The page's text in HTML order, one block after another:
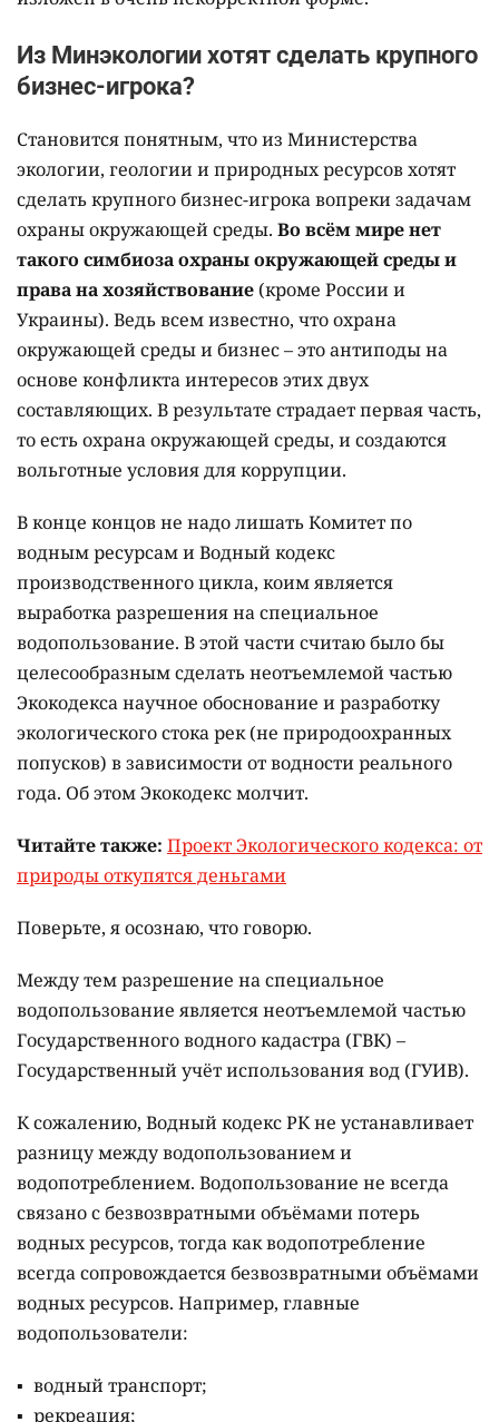
Из Минэкологии хотят сделать крупного
бизнес-игрока?
Становится понятным, что из Министерства
экологии, геологии и природных ресурсов хотят
сделать крупного бизнес-игрока вопреки задачам
охраны окружающей среды. Во всём мире нет
такого симбиоза охраны окружающей среды и
права на хозяйствование (кроме России и
Украины). Ведь всем известно, что охрана
окружающей среды и бизнес – это антиподы на
основе конфликта интересов этих двух
составляющих. В результате страдает первая часть,
то есть охрана окружающей среды, и создаются
вольготные условия для коррупции.
В конце концов не надо лишать Комитет по
водным ресурсам и Водный кодекс
производственного цикла, коим является
выработка разрешения на специальное
водопользование. В этой части считаю было бы
целесообразным сделать неотъемлемой частью
Экокодекса научное обоснование и разработку
экологического стока рек (не природоохранных
попусков) в зависимости от водности реального
года. Об этом Экокодекс молчит.
Читайте также: Проект Экологического кодекса: от
природы откупятся деньгами
Поверьте, я осознаю, что говорю.
Между тем разрешение на специальное
водопользование является неотъемлемой частью
Государственного водного кадастра (ГВК) –
Государственный учёт использования вод (ГУИВ).
К сожалению, Водный кодекс РК не устанавливает
разницу между водопользованием и
водопотреблением. Водопользование не всегда
связано с безвозвратными объёмами потерь
водных ресурсов, тогда как водопотребление
всегда сопровождается безвозвратными объёмами
водных ресурсов. Например, главные
водопользователи:
водный транспорт;
рекреация;